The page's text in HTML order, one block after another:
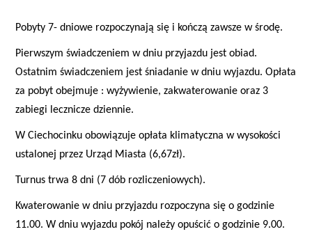
Pobyty 7- dniowe rozpoczynają się i kończą zawsze w środę.
Pierwszym świadczeniem w dniu przyjazdu jest obiad.
Ostatnim świadczeniem jest śniadanie w dniu wyjazdu. Opłata
za pobyt obejmuje : wyżywienie, zakwaterowanie oraz 3
zabiegi lecznicze dziennie.
W Ciechocinku obowiązuje opłata klimatyczna w wysokości
ustalonej przez Urząd Miasta (6,67zł).
Turnus trwa 8 dni (7 dób rozliczeniowych).
Kwaterowanie w dniu przyjazdu rozpoczyna się o godzinie
11.00. W dniu wyjazdu pokój należy opuścić o godzinie 9.00.